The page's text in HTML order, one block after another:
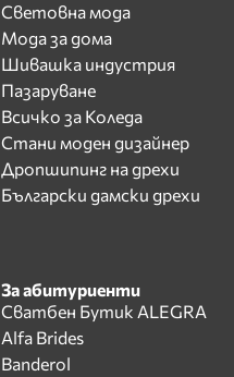
Световна мода
Мода за дома
Шивашка индустрия
Пазаруване
Всичко за Коледа
Стани моден дизайнер
Дропшипинг на дрехи
Български дамски дрехи
За абитуриенти
Сватбен Бутик ALEGRA
Alfa Brides
Banderol